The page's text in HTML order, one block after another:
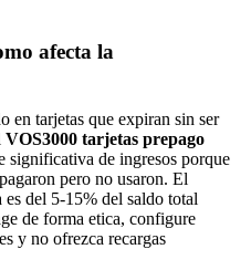
afecta la
en tarjetas que expiran sin ser
VOS3000 tarjetas prepago
significativa de ingresos porque
pero no usaron. El
del 5-15% del saldo total
de forma etica, configure
y no ofrezca recargas